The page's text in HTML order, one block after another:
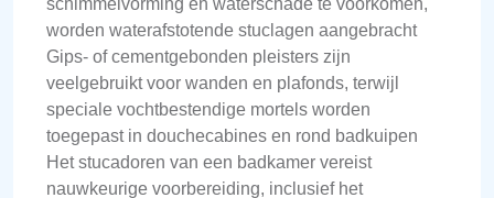
worden waterafstotende stuclagen aangebracht
Gips- of cementgebonden pleisters zijn
veelgebruikt voor wanden en plafonds, terwijl
speciale vochtbestendige mortels worden
toegepast in douchecabines en rond badkuipen
Het stucadoren van een badkamer vereist
nauwkeurige voorbereiding, inclusief het